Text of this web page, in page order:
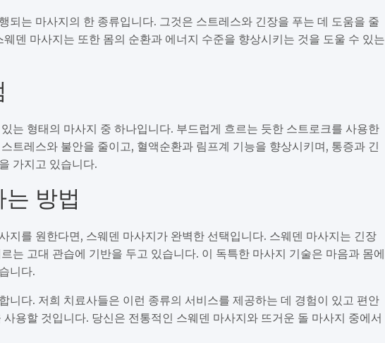
되는 마사지의 한 종류입니다. 그것은 스트레스와 긴장을 푸는 데 도움을 줄
덴 마사지는 또한 몸의 순환과 에너지 수준을 향상시키는 것을 도울 수 있는
는 형태의 마사지 중 하나입니다. 부드럽게 흐르는 듯한 스트로크를 사용한
트레스와 불안을 줄이고, 혈액순환과 림프계 기능을 향상시키며, 통증과 긴
가지고 있습니다.
방법
지를 원한다면, 스웨덴 마사지가 완벽한 선택입니다. 스웨덴 마사지는 긴장
는 고대 관습에 기반을 두고 있습니다. 이 독특한 마사지 기술은 마음과 몸에
니다.
니다. 저희 치료사들은 이런 종류의 서비스를 제공하는 데 경험이 있고 편안
용할 것입니다. 당신은 전통적인 스웨덴 마사지와 뜨거운 돌 마사지 중에서